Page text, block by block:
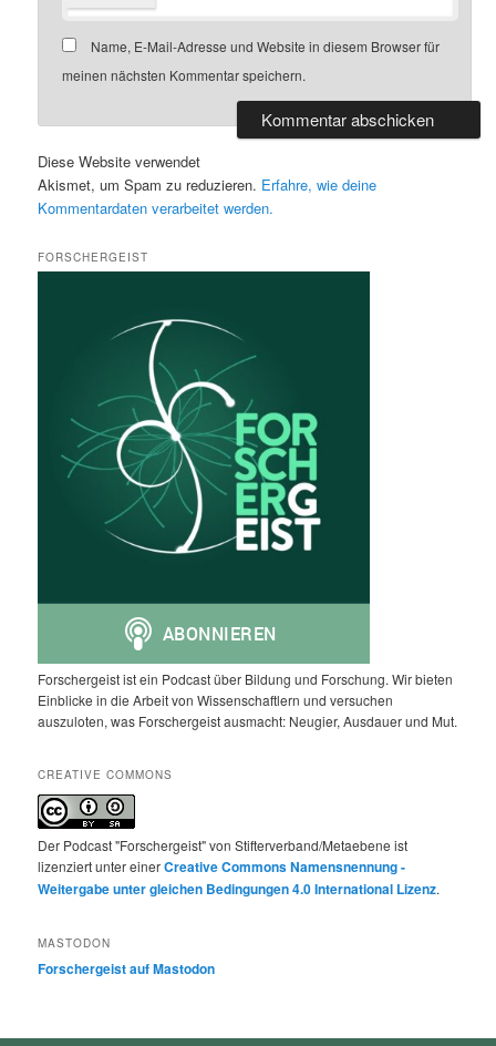
Name, E-Mail-Adresse und Website in diesem Browser für
meinen nächsten Kommentar speichern.
Diese Website verwendet
Akismet, um Spam zu reduzieren. Erfahre, wie deine
Kommentardaten verarbeitet werden.
FORSCHERGEIST
Forschergeist ist ein Podcast über Bildung und Forschung. Wir bieten
Einblicke in die Arbeit von Wissenschaftlern und versuchen
auszuloten, was Forschergeist ausmacht: Neugier, Ausdauer und Mut.
CREATIVE COMMONS
Der Podcast "Forschergeist" von Stifterverband/Metaebene ist
lizenziert unter einerCreative Commons Namensnennung -
Weitergabe unter gleichen Bedingungen 4.0 International Lizenz.
MASTODON
Forschergeist auf Mastodon